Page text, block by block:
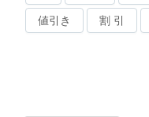
値引き 割 引